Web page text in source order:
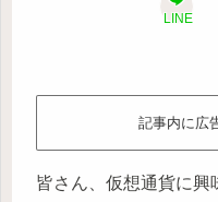
LINE
記事内に広
皆さん、仮想通貨に興